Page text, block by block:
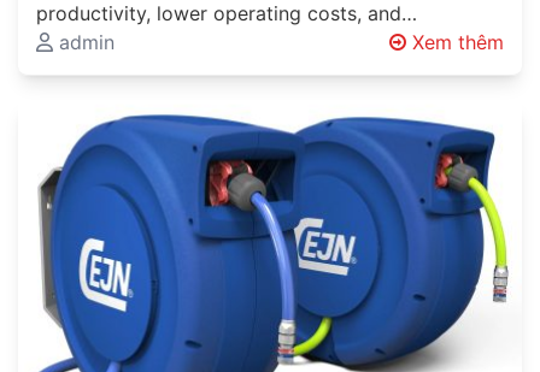
productivity, lower operating costs, and
sustainable production methods, innovative
material handling systems are becoming…
admin Xem thêm